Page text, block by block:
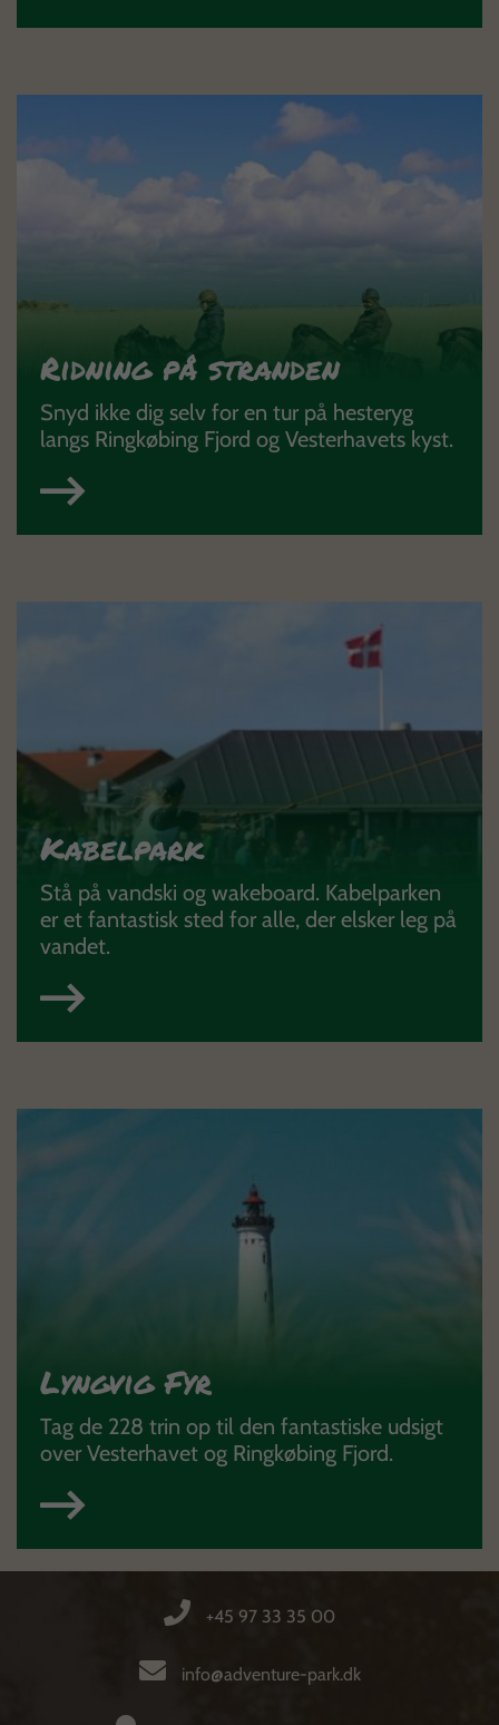
Ridning på stranden
Snyd ikke dig selv for en tur på hesteryg
langs Ringkøbing Fjord og Vesterhavets kyst.
Kabelpark
Stå på vandski og wakeboard. Kabelparken
er et fantastisk sted for alle, der elsker leg på
vandet.
Lyngvig Fyr
Tag de 228 trin op til den fantastiske udsigt
over Vesterhavet og Ringkøbing Fjord.
+45 97 33 35 00
info@adventure-park.dk